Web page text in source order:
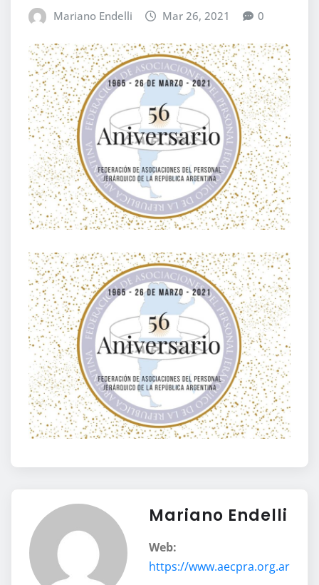
Mariano Endelli Mar 26, 2021 0
Mariano Endelli
Web:
https://www.aecpra.org.ar